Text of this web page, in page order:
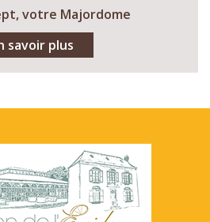
votre Majordome
savoir plus